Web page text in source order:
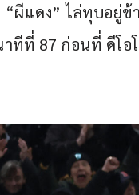
“ผีแดง” ไล่ทุบอยู่
ทีที่ 87 ก่อนที่ ดีโอ